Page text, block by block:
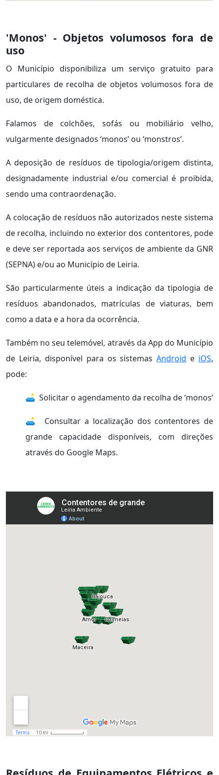
'Monos' - Objetos volumosos fora de
uso
O Município disponibiliza um serviço gratuito para
particulares de recolha de objetos volumosos fora de
uso, de origem doméstica.
Falamos de colchões, sofás ou mobiliário velho,
vulgarmente designados ‘monos’ ou ‘monstros’.
A deposição de resíduos de tipologia/origem distinta,
designadamente industrial e/ou comercial é proibida,
sendo uma contraordenação.
A colocação de resíduos não autorizados neste sistema
de recolha, incluindo no exterior dos contentores, pode
e deve ser reportada aos serviços de ambiente da GNR
(SEPNA) e/ou ao Município de Leiria.
São particularmente úteis a indicação da tipologia de
resíduos abandonados, matrículas de viaturas, bem
como a data e a hora da ocorrência.
Também no seu telemóvel, através da App do Município
de Leiria, disponível para os sistemasAndroid e iOS,
pode:
🛋️ Solicitar o agendamento da recolha de ‘monos’
🛋️ Consultar a localização dos contentores de
grande capacidade disponíveis, com direções
através do Google Maps.